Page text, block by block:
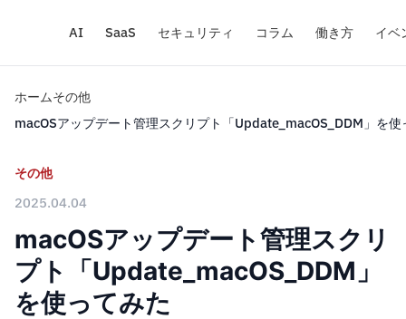
AI SaaS セキュリティ コラム 働き方 イベ
ホームその他
macOSアップデート管理スクリプト「Update_macOS_DDM」を使
その他
2025.04.04
macOSアップデート管理スクリ
プト「Update_macOS_DDM」
を使ってみた